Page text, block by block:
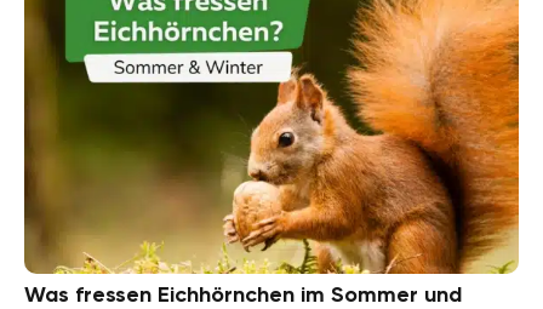
Was fressen Eichhörnchen im Sommer und